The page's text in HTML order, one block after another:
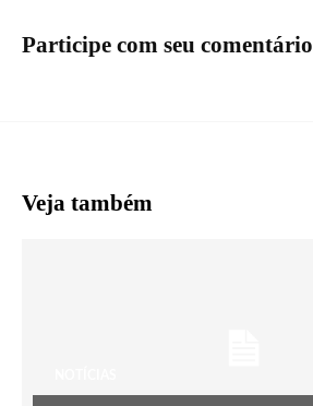
Participe com seu comentário
Veja também